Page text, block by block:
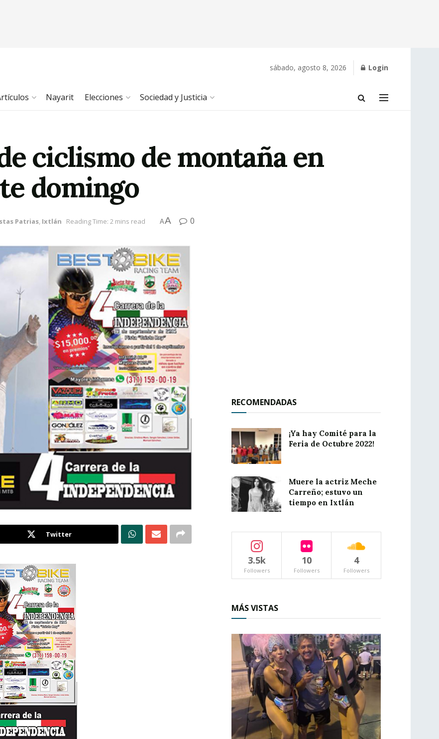
sábado, agosto 8, 2026 Login
Nayarit Elecciones Sociedad y Justicia
ciclismo de montaña en
domingo
Patrias, Ixtlán Reading Time: 2 mins read AA 0
Twitter
RECOMENDADAS
¡Ya hay Comité para la
Feria de Octubre 2022!
Muere la actriz Meche
Carreño; estuvo un
tiempo en Ixtlán
3.5k
Followers
10
Followers
4
Followers
MÁS VISTAS